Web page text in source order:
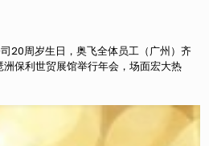
20周岁生日，奥飞全体员工（广州）齐
保利世贸展馆举行年会，场面宏大热